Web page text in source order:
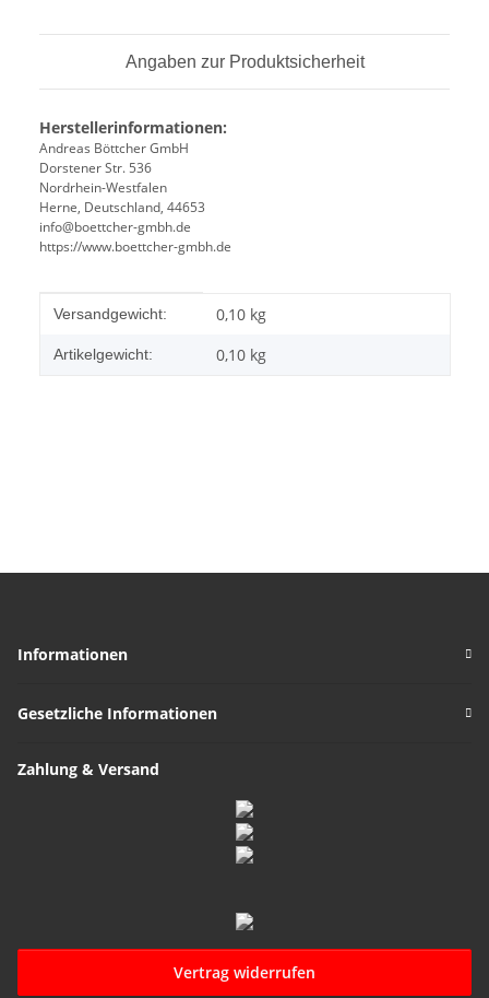
Angaben zur Produktsicherheit
Herstellerinformationen:
Andreas Böttcher GmbH
Dorstener Str. 536
Nordrhein-Westfalen
Herne, Deutschland, 44653
info@boettcher-gmbh.de
https://www.boettcher-gmbh.de
Produkteigenschaft
Wert
Versandgewicht: 0,10 kg
Artikelgewicht: 0,10 kg
Informationen
Gesetzliche Informationen
Zahlung & Versand
Vertrag widerrufen